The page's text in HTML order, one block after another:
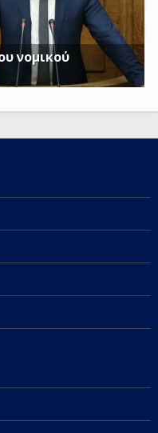
νομικού
Κοινή Υπουργική
μας; Πόση